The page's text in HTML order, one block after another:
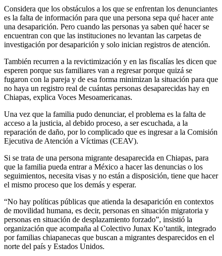
Considera que los obstáculos a los que se enfrentan los denunciantes
es la falta de información para que una persona sepa qué hacer ante
una desaparición. Pero cuando las personas ya saben qué hacer se
encuentran con que las instituciones no levantan las carpetas de
investigación por desaparición y solo inician registros de atención.
También recurren a la revictimización y en las fiscalías les dicen que
esperen porque sus familiares van a regresar porque quizá se
fugaron con la pareja y de esa forma minimizan la situación para que
no haya un registro real de cuántas personas desaparecidas hay en
Chiapas, explica Voces Mesoamericanas.
Una vez que la familia pudo denunciar, el problema es la falta de
acceso a la justicia, al debido proceso, a ser escuchada, a la
reparación de daño, por lo complicado que es ingresar a la Comisión
Ejecutiva de Atención a Víctimas (CEAV).
Si se trata de una persona migrante desaparecida en Chiapas, para
que la familia pueda entrar a México a hacer las denuncias o los
seguimientos, necesita visas y no están a disposición, tiene que hacer
el mismo proceso que los demás y esperar.
“No hay políticas públicas que atienda la desaparición en contextos
de movilidad humana, es decir, personas en situación migratoria y
personas en situación de desplazamiento forzado”, insistió la
organización que acompaña al Colectivo Junax Ko’tantik, integrado
por familias chiapanecas que buscan a migrantes desparecidos en el
norte del país y Estados Unidos.